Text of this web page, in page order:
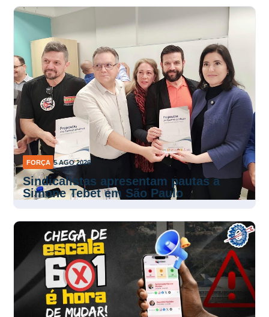
FORÇA 5 AGO 2026
Sindicalistas apresentam pautas a
Simone Tebet em São Paulo